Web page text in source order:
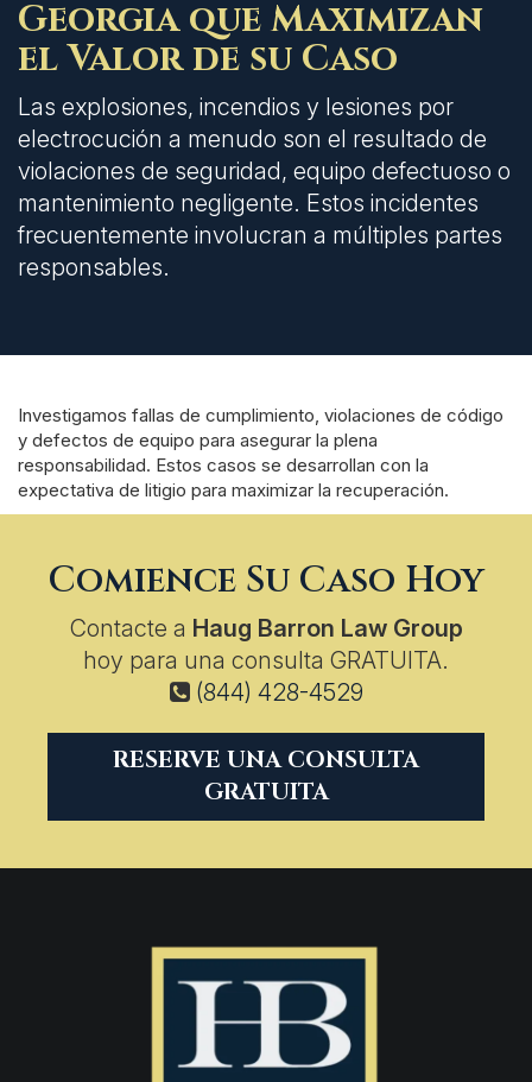
Georgia que Maximizan
el Valor de su Caso
Las explosiones, incendios y lesiones por
electrocución a menudo son el resultado de
violaciones de seguridad, equipo defectuoso o
mantenimiento negligente. Estos incidentes
frecuentemente involucran a múltiples partes
responsables.
Investigamos fallas de cumplimiento, violaciones de código
y defectos de equipo para asegurar la plena
responsabilidad. Estos casos se desarrollan con la
expectativa de litigio para maximizar la recuperación.
Comience Su Caso Hoy
Contacte a Haug Barron Law Group
hoy para una consulta GRATUITA.
(844) 428-4529
RESERVE UNA CONSULTA
GRATUITA